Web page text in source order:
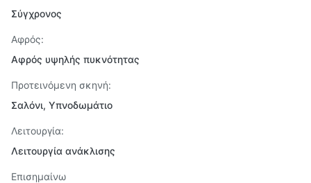
Σύγχρονος
Αφρός:
Αφρός υψηλής πυκνότητας
Προτεινόμενη σκηνή:
Σαλόνι, Υπνοδωμάτιο
Λειτουργία:
Λειτουργία ανάκλισης
Επισημαίνω